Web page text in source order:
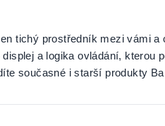
tichý prostředník mezi vámi
a logika ovládání, kterou
současné i starší produkty